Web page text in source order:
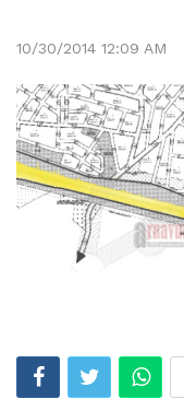
10/30/2014 12:09 AM